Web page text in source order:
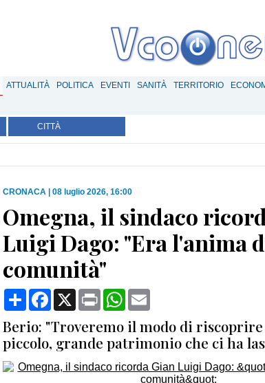
ATTUALITÀ POLITICA EVENTI SANITÀ TERRITORIO
CITTÀ
CRONACA 08 luglio 2026, 16:00
Omegna, il sindaco
Luigi Dago: "Era l'anima
comunità"
CondividiFacebook
X Print WhatsApp
Berio: "Troveremo il modo di riscoprire
piccolo, grande patrimonio che ci ha